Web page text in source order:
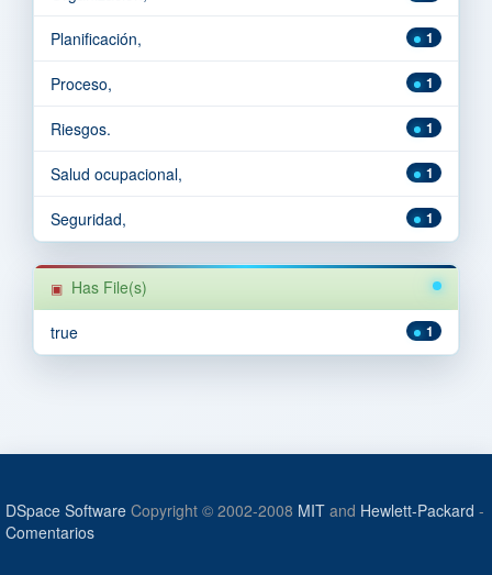
1
Planificación,
1
Proceso,
1
Riesgos.
1
Salud ocupacional,
1
Seguridad,
Has File(s)
1
true
DSpace Software Copyright © 2002-2008 MIT and Hewlett-Packard -
Comentarios